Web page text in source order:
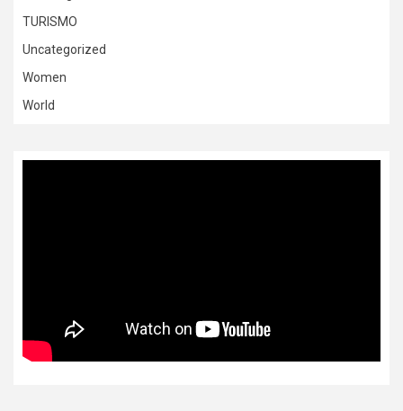
TURISMO
Uncategorized
Women
World